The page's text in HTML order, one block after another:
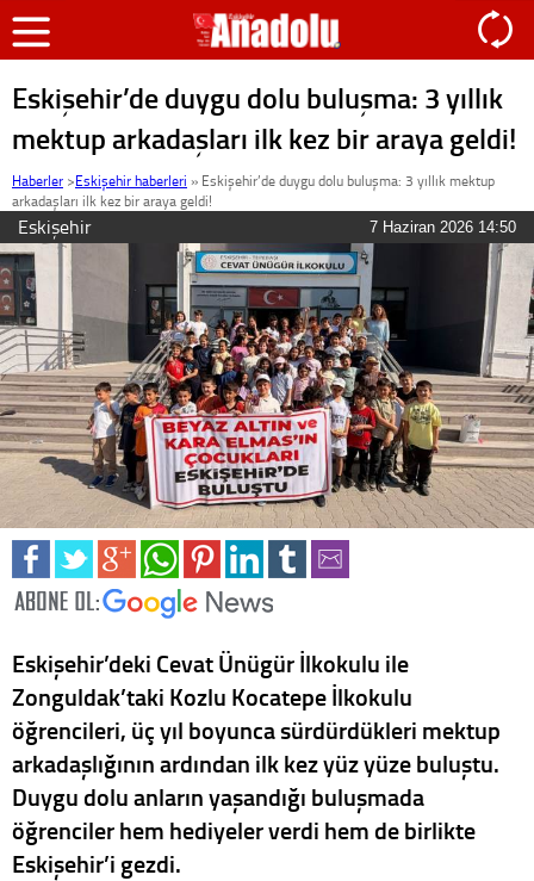
Eskişehir’de duygu dolu buluşma: 3 yıllık
mektup arkadaşları ilk kez bir araya geldi!
Haberler >Eskişehir haberleri » Eskişehir’de duygu dolu buluşma: 3 yıllık mektup
arkadaşları ilk kez bir araya geldi!
Eskişehir 7 Haziran 2026 14:50
Eskişehir’deki Cevat Ünügür İlkokulu ile
Zonguldak’taki Kozlu Kocatepe İlkokulu
öğrencileri, üç yıl boyunca sürdürdükleri mektup
arkadaşlığının ardından ilk kez yüz yüze buluştu.
Duygu dolu anların yaşandığı buluşmada
öğrenciler hem hediyeler verdi hem de birlikte
Eskişehir’i gezdi.